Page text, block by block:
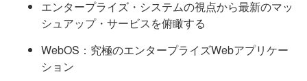
エンタープライズ・システムの視点から最新のマッ
シュアップ・サービスを俯瞰する
WebOS：究極のエンタープライズWebアプリケー
ション